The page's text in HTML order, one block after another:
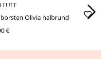
Olivia halbrund
€